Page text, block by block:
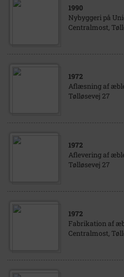
1990
Nybyggeri på
Centralmost,
1972
Aflæsning af
Tølløsevej 27
1972
Aflevering af
Tølløsevej 27
1972
Fabrikation af
Centralmost,